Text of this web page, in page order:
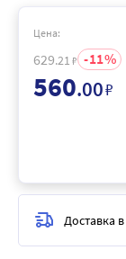
Цена:
629.21 ₽ 11
560.00₽
Доставка в